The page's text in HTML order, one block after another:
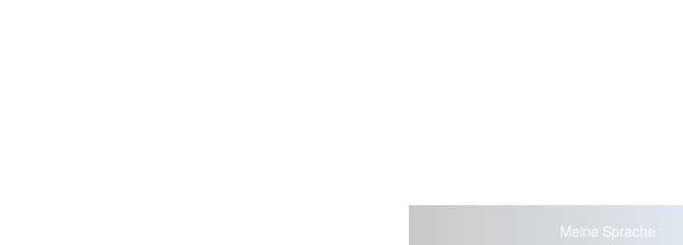
Meine Sprache